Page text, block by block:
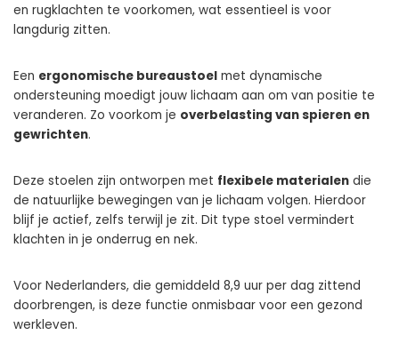
en rugklachten te voorkomen, wat essentieel is voor
langdurig zitten.
Een ergonomische bureaustoel met dynamische
ondersteuning moedigt jouw lichaam aan om van positie te
veranderen. Zo voorkom je overbelasting van spieren en
gewrichten.
Deze stoelen zijn ontworpen met flexibele materialen die
de natuurlijke bewegingen van je lichaam volgen. Hierdoor
blijf je actief, zelfs terwijl je zit. Dit type stoel vermindert
klachten in je onderrug en nek.
Voor Nederlanders, die gemiddeld 8,9 uur per dag zittend
doorbrengen, is deze functie onmisbaar voor een gezond
werkleven.